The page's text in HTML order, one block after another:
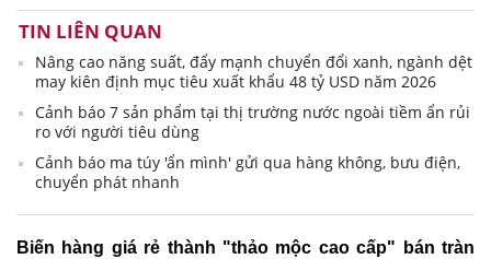
TIN LIÊN QUAN
Nâng cao năng suất, đẩy mạnh chuyển đổi xanh, ngành dệt
may kiên định mục tiêu xuất khẩu 48 tỷ USD năm 2026
Cảnh báo 7 sản phẩm tại thị trường nước ngoài tiềm ẩn rủi
ro với người tiêu dùng
Cảnh báo ma túy 'ẩn mình' gửi qua hàng không, bưu điện,
chuyển phát nhanh
Biến hàng giá rẻ thành "thảo mộc cao cấp" bán tràn